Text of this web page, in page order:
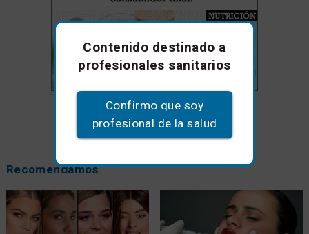
Recomendamos
Contenido destinado a
profesionales sanitarios
Confirmo que soy
profesional de la salud